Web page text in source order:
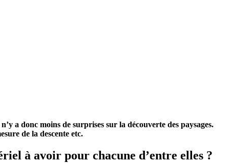
a donc moins de surprises sur la découverte des paysages.
de la descente etc.
à avoir pour chacune d’entre elles ?